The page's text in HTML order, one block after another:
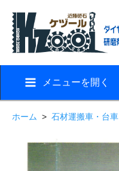
メニューを開く
ホーム > 石材運搬車・台車